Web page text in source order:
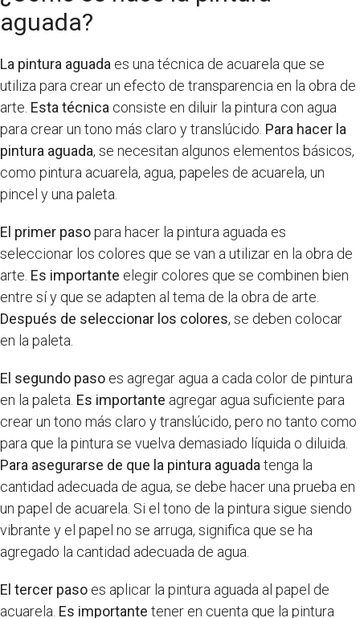
aguada?
La pintura aguada es una técnica de acuarela que se
utiliza para crear un efecto de transparencia en la obra de
arte. Esta técnica consiste en diluir la pintura con agua
para crear un tono más claro y translúcido. Para hacer la
pintura aguada, se necesitan algunos elementos básicos,
como pintura acuarela, agua, papeles de acuarela, un
pincel y una paleta.
El primer pasopara hacer la pintura aguada es
seleccionar los colores que se van a utilizar en la obra de
arte. Es importante elegir colores que se combinen bien
entre sí y que se adapten al tema de la obra de arte.
Después de seleccionar los colores, se deben colocar
en la paleta.
El segundo paso es agregar agua a cada color de pintura
en la paleta. Es importante agregar agua suficiente para
crear un tono más claro y translúcido, pero no tanto como
para que la pintura se vuelva demasiado líquida o diluida.
Para asegurarse de que la pintura aguadatenga la
cantidad adecuada de agua, se debe hacer una prueba en
un papel de acuarela. Si el tono de la pintura sigue siendo
vibrante y el papel no se arruga, significa que se ha
agregado la cantidad adecuada de agua.
El tercer paso es aplicar la pintura aguada al papel de
acuarela. Es importante tener en cuenta que la pintura